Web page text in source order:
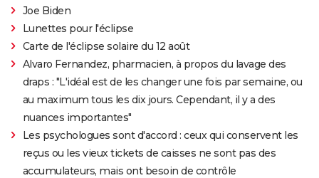
Joe Biden
Lunettes pour l'éclipse
Carte de l'éclipse solaire du 12 août
Alvaro Fernandez, pharmacien, à propos du lavage des
draps : "L'idéal est de les changer une fois par semaine, ou
au maximum tous les dix jours. Cependant, il y a des
nuances importantes"
Les psychologues sont d'accord : ceux qui conservent les
reçus ou les vieux tickets de caisses ne sont pas des
accumulateurs, mais ont besoin de contrôle